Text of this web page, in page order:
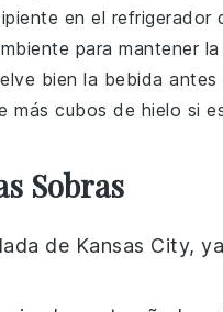
en el
para mantener
bien la bebida
más cubos de hielo si
Sobras
de Kansas City,